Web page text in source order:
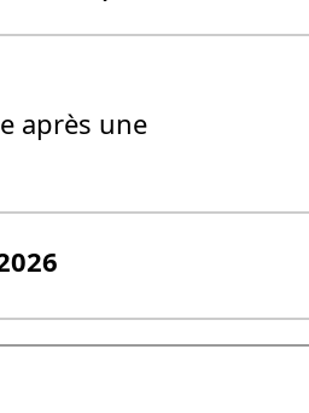
après une